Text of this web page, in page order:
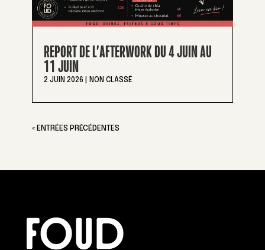
REPORT DE L’AFTERWORK DU 4 JUIN AU
11 JUIN
2 JUIN 2026 NON CLASSÉ
« ENTRÉES PRÉCÉDENTES